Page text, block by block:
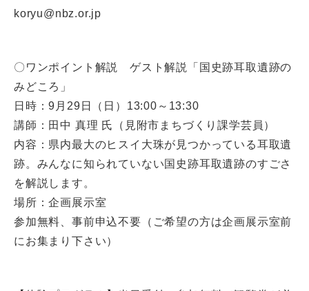
koryu@nbz.or.jp
〇ワンポイント解説 ゲスト解説「国史跡耳取遺跡の
みどころ」
日時：9月29日（日）13:00～13:30
講師：田中 真理 氏（見附市まちづくり課学芸員）
内容：県内最大のヒスイ大珠が見つかっている耳取遺
跡。みんなに知られていない国史跡耳取遺跡のすごさ
を解説します。
場所：企画展示室
参加無料、事前申込不要（ご希望の方は企画展示室前
にお集まり下さい）